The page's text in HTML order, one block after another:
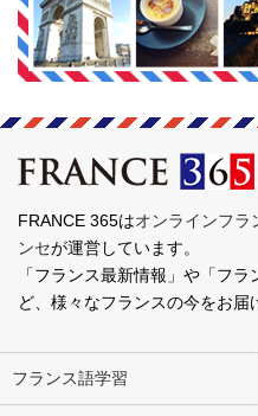
FRANCE 365はオンラインフラ
ンセが運営しています。
「フランス最新情報」や「フ
ど、様々なフランスの今をお届
フランス語学習